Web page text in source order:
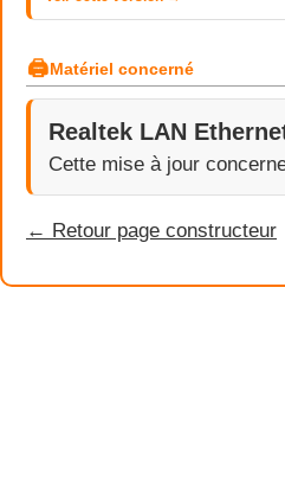
🖨Matériel concerné
Realtek LAN
Cette mise à jour
← Retour page constructeur